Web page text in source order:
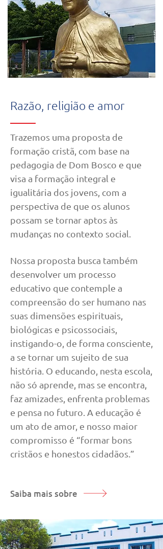
Razão, religião e amor
Trazemos uma proposta de
formação cristã, com base na
pedagogia de Dom Bosco e que
visa a formação integral e
igualitária dos jovens, com a
perspectiva de que os alunos
possam se tornar aptos às
mudanças no contexto social.
Nossa proposta busca também
desenvolver um processo
educativo que contemple a
compreensão do ser humano nas
suas dimensões espirituais,
biológicas e psicossociais,
instigando-o, de forma consciente,
a se tornar um sujeito de sua
história. O educando, nesta escola,
não só aprende, mas se encontra,
faz amizades, enfrenta problemas
e pensa no futuro. A educação é
um ato de amor, e nosso maior
compromisso é “formar bons
cristãos e honestos cidadãos.”
Saiba mais sobre